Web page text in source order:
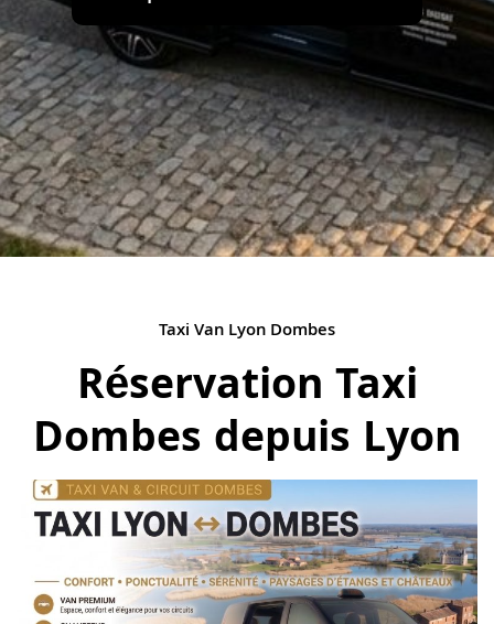
Taxi Van Lyon Dombes
Réservation Taxi
Dombes depuis Lyon